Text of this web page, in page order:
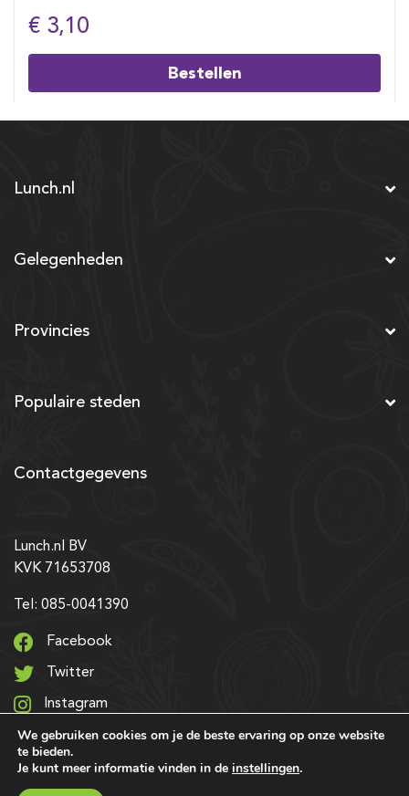
€ 3,10
Bestellen
Lunch.nl
Gelegenheden
Provincies
Populaire steden
Contactgegevens
Lunch.nl BV
KVK 71653708
Tel: 085-0041390
Facebook
Twitter
Instagram
LinkedIn
© 2026 Alle rechten voorbehouden | Ontwerp & realisatie:
We gebruiken cookies om je de beste ervaring op onze website
te bieden.
Je kunt meer informatie vinden in de instellingen.